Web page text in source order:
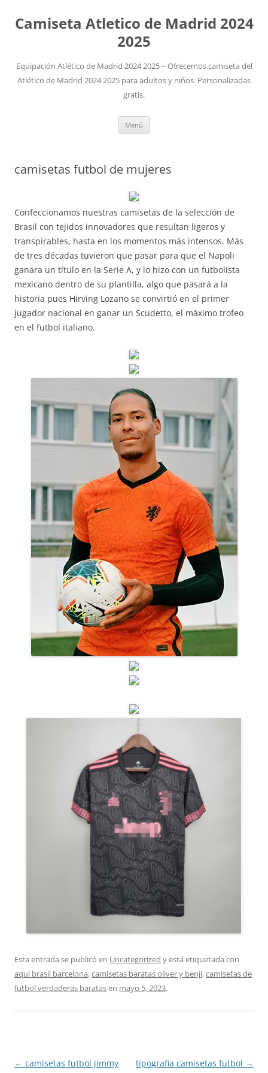
Camiseta Atletico de Madrid 2024
2025
Equipación Atlético de Madrid 2024 2025 – Ofrecemos camiseta del
Atlético de Madrid 2024 2025 para adultos y niños. Personalizadas
gratis.
Menú
camisetas futbol de mujeres
Confeccionamos nuestras camisetas de la selección de
Brasil con tejidos innovadores que resultan ligeros y
transpirables, hasta en los momentos más intensos. Más
de tres décadas tuvieron que pasar para que el Napoli
ganara un título en la Serie A, y lo hizo con un futbolista
mexicano dentro de su plantilla, algo que pasará a la
historia pues Hirving Lozano se convirtió en el primer
jugador nacional en ganar un Scudetto, el máximo trofeo
en el futbol italiano.
Esta entrada se publicó en Uncategorized y está etiquetada con
aqui brasil barcelona,camisetas baratas oliver y benji,camisetas de
futbol verdaderas baratasen mayo 5, 2023.
Navegación
← camisetas futbol jimmy tipografia camisetas futbol →